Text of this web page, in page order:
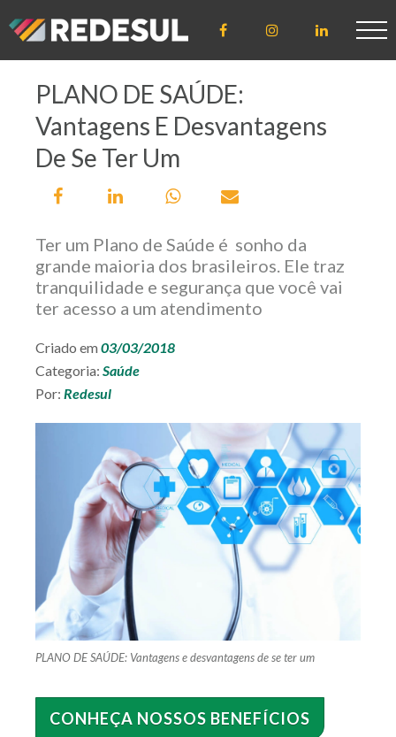
ÁREA DEACESSO
CLIENTE
LICENCIADO
REDESULEMPRESARIAL
PLANO DE SAÚDE:
Vantagens E Desvantagens
De Se Ter Um
Ter um Plano de Saúde é sonho da
grande maioria dos brasileiros. Ele traz
tranquilidade e segurança que você vai
ter acesso a um atendimento
Criado em 03/03/2018
Categoria: Saúde
Por: Redesul
PLANO DE SAÚDE: Vantagens e desvantagens de se ter um
CONHEÇA NOSSOS BENEFÍCIOS